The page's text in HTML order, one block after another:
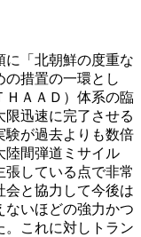
に「北朝鮮の度重な
の措置の一環とし
ＨＡＡＤ）体系の臨
限迅速に完了させる
験が過去よりも数倍
陸間弾道ミサイル
張している点で非常
会と協力して今後は
ないほどの強力かつ
。これに対しトラン